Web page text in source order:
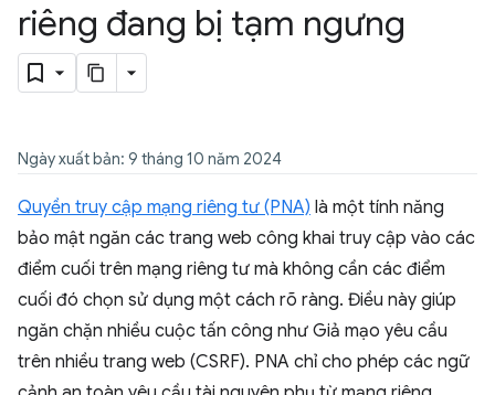
riêng đang bị tạm ngưng
Ngày xuất bản: 9 tháng 10 năm 2024
Quyền truy cập mạng riêng tư (PNA) là một tính năng
bảo mật ngăn các trang web công khai truy cập vào các
điểm cuối trên mạng riêng tư mà không cần các điểm
cuối đó chọn sử dụng một cách rõ ràng. Điều này giúp
ngăn chặn nhiều cuộc tấn công như Giả mạo yêu cầu
trên nhiều trang web (CSRF). PNA chỉ cho phép các ngữ